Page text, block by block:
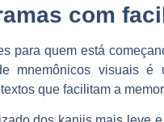
com
para quem está
mnemônicos visuais
que facilitam a